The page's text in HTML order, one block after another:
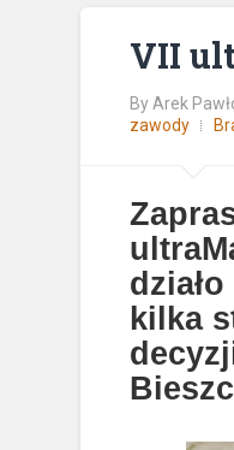
VII
By Arek
zawody
kilka